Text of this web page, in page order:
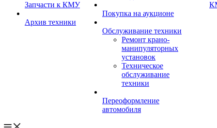
Запчасти к КМУ
Архив техники
Покупка на аукционе
Обслуживание техники
Ремонт крано-
манипуляторных
установок
Техническое
обслуживание
техники
Переоформление
автомобиля